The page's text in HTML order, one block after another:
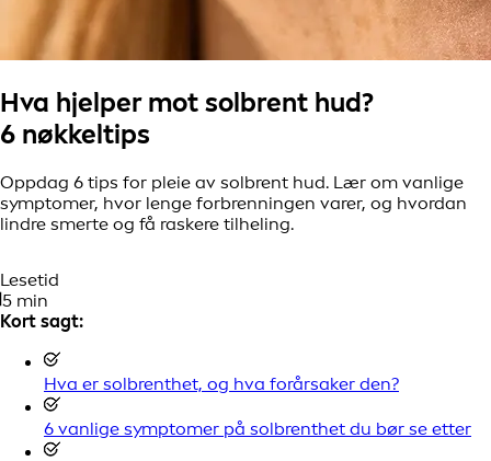
Hva hjelper mot solbrent hud?
6 nøkkeltips
Oppdag 6 tips for pleie av solbrent hud. Lær om vanlige
symptomer, hvor lenge forbrenningen varer, og hvordan
lindre smerte og få raskere tilheling.
Lesetid
5 min
Kort sagt:
Hva er solbrenthet, og hva forårsaker den?
6 vanlige symptomer på solbrenthet du bør se etter